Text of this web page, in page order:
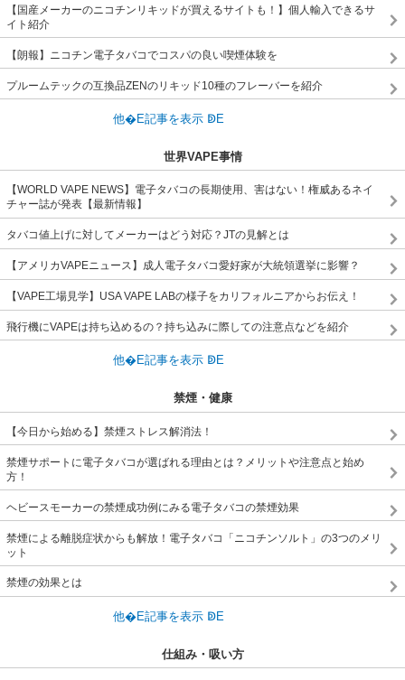
【国産メーカーのニコチンリキッドが買えるサイトも！】個人輸入できるサ
イト紹介
【朗報】ニコチン電子タバコでコスパの良い喫煙体験を
プルームテックの互換品ZENのリキッド10種のフレーバーを紹介
世界VAPE事情
【WORLD VAPE NEWS】電子タバコの長期使用、害はない！権威あるネイ
チャー誌が発表【最新情報】
タバコ値上げに対してメーカーはどう対応？JTの見解とは
【アメリカVAPEニュース】成人電子タバコ愛好家が大統領選挙に影響？
【VAPE工場見学】USA VAPE LABの様子をカリフォルニアからお伝え！
飛行機にVAPEは持ち込めるの？持ち込みに際しての注意点などを紹介
禁煙・健康
【今日から始める】禁煙ストレス解消法！
禁煙サポートに電子タバコが選ばれる理由とは？メリットや注意点と始め
方！
ヘビースモーカーの禁煙成功例にみる電子タバコの禁煙効果
禁煙による離脱症状からも解放！電子タバコ「ニコチンソルト」の3つのメリ
ット
禁煙の効果とは
仕組み・吸い方